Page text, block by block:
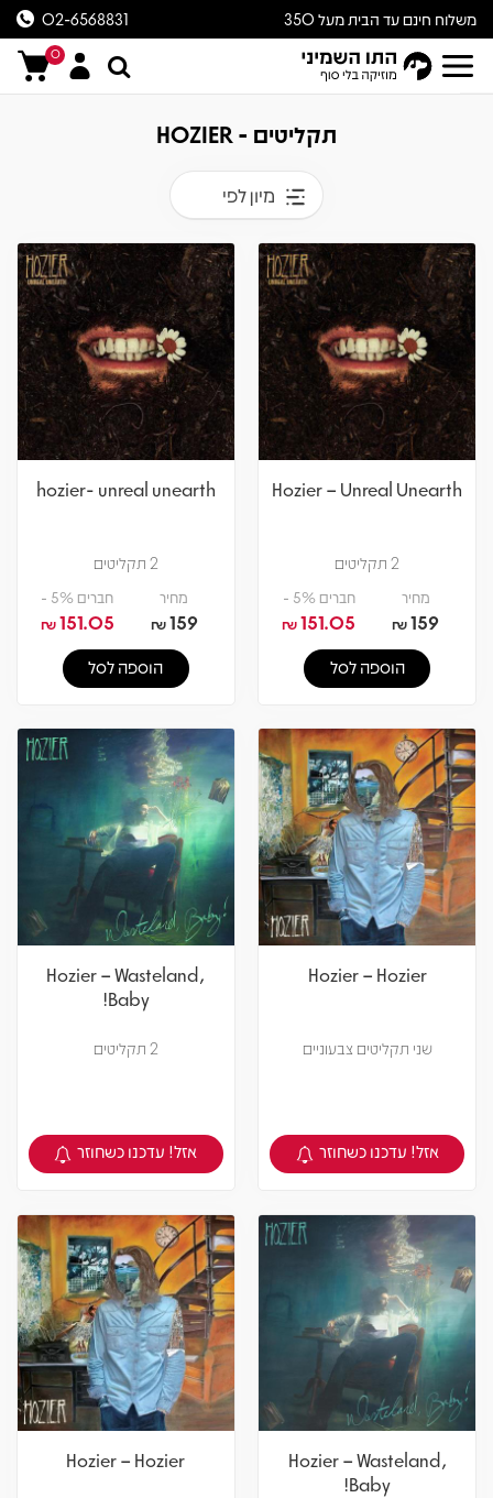
משלוח חינם עד הבית מעל 350
ש״ח
02-6568831
0
תקליטים - HOZIER
מיון לפי
Hozier – Unreal Unearth
2 תקליטים
מחיר
159
₪
חברים 5% -
151.05
₪
הוספה לסל
hozier- unreal unearth
2 תקליטים
מחיר
159
₪
חברים 5% -
151.05
₪
הוספה לסל
Hozier – Hozier
שני תקליטים צבעוניים
צפיה במוצר
אזל! עדכנו כשחוזר
Hozier – Wasteland,
Baby!
2 תקליטים
צפיה במוצר
אזל! עדכנו כשחוזר
Hozier – Wasteland,
Baby!
Hozier – Hozier